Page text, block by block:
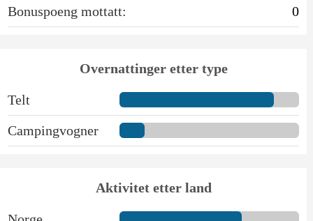
Bonuspoeng mottatt:
0
Overnattinger etter type
Telt
Campingvogner
Aktivitet etter land